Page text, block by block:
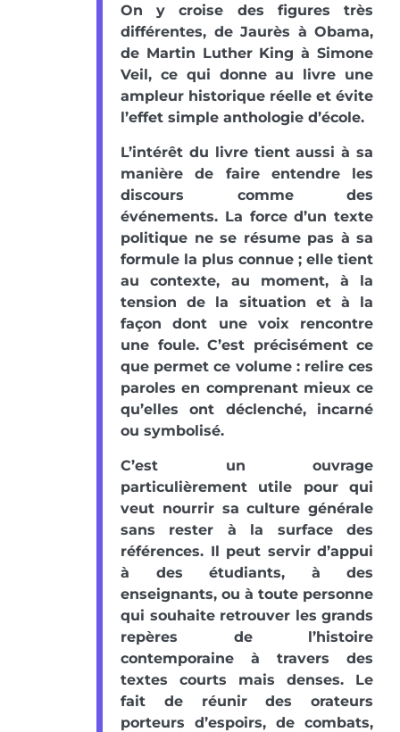
On y croise des figures très
différentes, de Jaurès à Obama,
de Martin Luther King à Simone
Veil, ce qui donne au livre une
ampleur historique réelle et évite
l’effet simple anthologie d’école.
L’intérêt du livre tient aussi à sa
manière de faire entendre les
discours comme des
événements. La force d’un texte
politique ne se résume pas à sa
formule la plus connue ; elle tient
au contexte, au moment, à la
tension de la situation et à la
façon dont une voix rencontre
une foule. C’est précisément ce
que permet ce volume : relire ces
paroles en comprenant mieux ce
qu’elles ont déclenché, incarné
ou symbolisé.
C’est un ouvrage
particulièrement utile pour qui
veut nourrir sa culture générale
sans rester à la surface des
références. Il peut servir d’appui
à des étudiants, à des
enseignants, ou à toute personne
qui souhaite retrouver les grands
repères de l’histoire
contemporaine à travers des
textes courts mais denses. Le
fait de réunir des orateurs
porteurs d’espoirs, de combats,